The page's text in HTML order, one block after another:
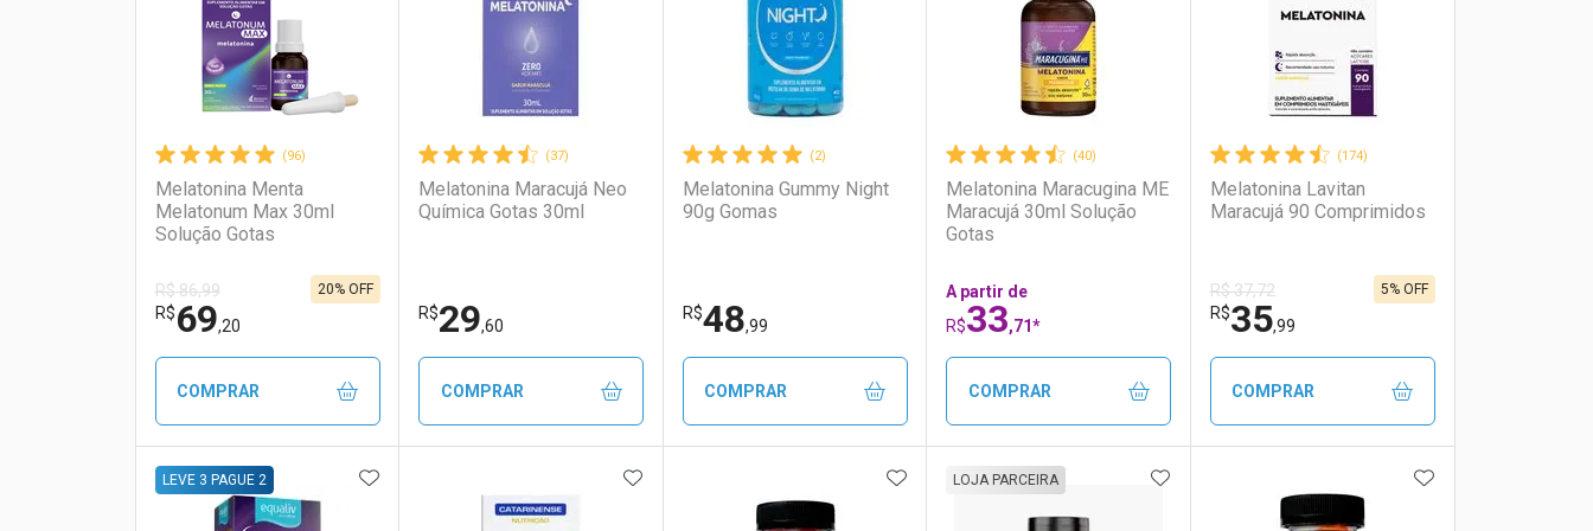
(96)
Melatonina Menta
Melatonum Max 30ml
Solução Gotas
R$ 86,99
R$69,20
20% OFF
COMPRAR
(37)
Melatonina Maracujá Neo
Química Gotas 30ml
R$29,60
COMPRAR
(2)
Melatonina Gummy Night
90g Gomas
R$48,99
COMPRAR
FECHAR
FECHAR
(40)
Melatonina Maracugina ME
Maracujá 30ml Solução
Gotas
A partir de
R$33,71*
COMPRAR
(174)
Melatonina Lavitan
Maracujá 90 Comprimidos
R$ 37,72
R$35,99
5% OFF
COMPRAR
LEVE 3 PAGUE 2 ADICIONAR AOS FAVORITOSADICIONAR AOS FAVORITOSADICIONAR AOS FAVORITOS
LOJA PARCEIRA ADICIONAR AOS FAVORITOSADICIONAR AOS